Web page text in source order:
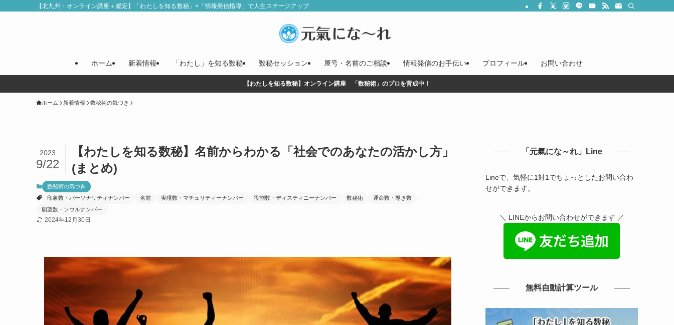
【北九州・オンライン講座＋鑑定】「わたしを知る数秘」×「情報発信指導」で人生ステージアップ
ホーム 新着情報 「わたし」を知る数秘 数秘セッション 屋号・名前のご相談 情報発信のお手伝い プロフィール お問い合わせ
【わたしを知る数秘】オンライン講座 「数秘術」のプロを育成中！
ホーム 新着情報 数秘術の気づき
【わたしを知る数秘】名前からわかる「社会でのあなたの活かし方」
(まとめ)
2023
9/22
数秘術の気づき
印象数・パーソナリティナンバー
名前 実現数・マチュリティーナンバー 役割数・ディスティニーナンバー 数秘術
運命数・導き数
願望数・ソウルナンバー
2024年12月30日
「元氣にな～れ」Line
Lineで、気軽に1対1でちょっとしたお問い合わ
せができます。
＼ LINEからお問い合わせができます ／
無料自動計算ツール